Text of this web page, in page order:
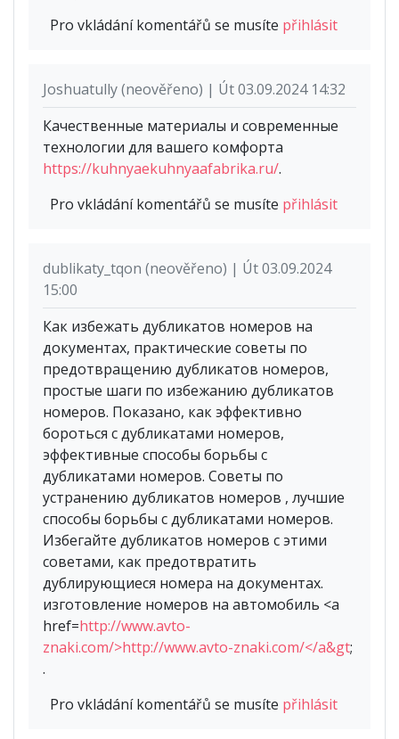
Pro vkládání komentářů se musíte přihlásit
Joshuatully (neověřeno) | Út 03.09.2024 14:32
Качественные материалы и современные
технологии для вашего комфорта
https://kuhnyaekuhnyaafabrika.ru/.
Pro vkládání komentářů se musíte přihlásit
dublikaty_tqon (neověřeno) | Út 03.09.2024
15:00
Как избежать дубликатов номеров на
документах, практические советы по
предотвращению дубликатов номеров,
простые шаги по избежанию дубликатов
номеров. Показано, как эффективно
бороться с дубликатами номеров,
эффективные способы борьбы с
дубликатами номеров. Советы по
устранению дубликатов номеров , лучшие
способы борьбы с дубликатами номеров.
Избегайте дубликатов номеров с этими
советами, как предотвратить
дублирующиеся номера на документах.
изготовление номеров на автомобиль <a
href=http://www.avto-
znaki.com/>http://www.avto-znaki.com/</a&gt;
.
Pro vkládání komentářů se musíte přihlásit